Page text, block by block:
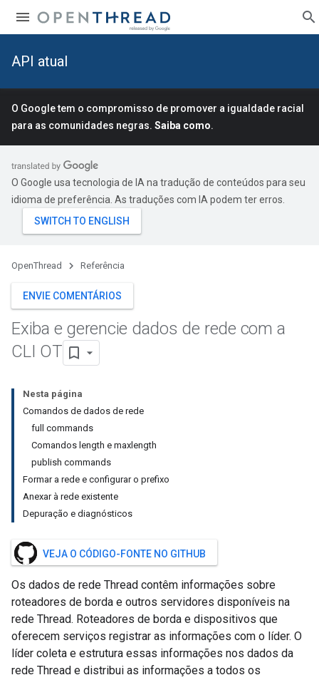
API atual
O Google tem o compromisso de promover a igualdade racial
para as comunidades negras. Saiba como.
O Google usa tecnologia de IA na tradução de conteúdos para seu
idioma de preferência. As traduções com IA podem ter erros.
OpenThread Referência
ENVIE COMENTÁRIOS
Exiba e gerencie dados de rede com a
CLI OT
Nesta página
Comandos de dados de rede
full commands
Comandos length e maxlength
publish commands
Formar a rede e configurar o prefixo
Anexar à rede existente
Depuração e diagnósticos
VEJA O CÓDIGO-FONTE NO GITHUB
Os dados de rede Thread contêm informações sobre
roteadores de borda e outros servidores disponíveis na
rede Thread. Roteadores de borda e dispositivos que
oferecem serviços registrar as informações com o líder. O
líder coleta e estrutura essas informações nos dados da
rede Thread e distribui as informações a todos os